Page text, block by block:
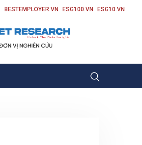
BESTEMPLOYER.VN ESG100.VN ESG10.VN